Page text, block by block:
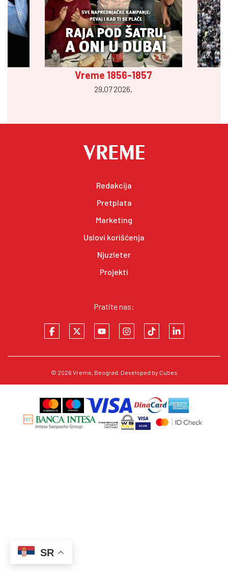
Vreme 1856-1857
29.07 2026.
Redakcija
Pretplata
Marketing
Uslovi korišćenja
Njuzleter
Projekti
Pratite nas:
© 2026 Vreme, Beograd. Developed by Cubes
SR